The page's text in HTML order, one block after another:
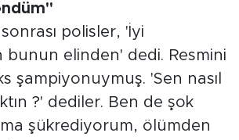
polisler, 'İyi
bunun elinden' dedi. Resmini
şampiyonuymuş. 'Sen nasıl
?' dediler. Ben de şok
şükrediyorum, ölümden